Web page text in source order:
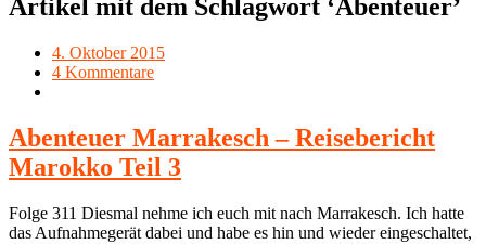
Artikel mit dem Schlagwort ‘Abenteuer’
4. Oktober 2015
4 Kommentare
Abenteuer Marrakesch – Reisebericht
Marokko Teil 3
Folge 311 Diesmal nehme ich euch mit nach Marrakesch. Ich hatte
das Aufnahmegerät dabei und habe es hin und wieder eingeschaltet,